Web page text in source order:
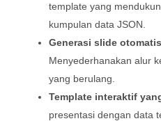
template yang
kumpulan data JSON.
Generasi slide
Menyederhanakan alur
yang berulang.
Template interaktif
presentasi dengan data